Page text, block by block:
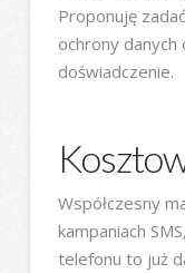
Proponuję
ochrony
doświadczenie.
Współczesny
kampaniach
telefonu to już